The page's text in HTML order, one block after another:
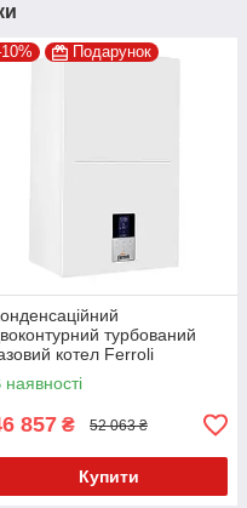
Подарунок
турбований
котел Ferroli
ALPHA 28 С
наявності
857 ₴ 52 063 ₴
Купити